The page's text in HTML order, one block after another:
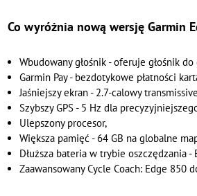
Co wyróżnia nową wersję Garmin
Wbudowany głośnik - oferuje głośnik
Garmin Pay - bezdotykowe płatności
Jaśniejszy ekran - 2.7-calowy
Szybszy GPS - 5 Hz dla
Ulepszony procesor,
Większa pamięć - 64GB na globalne
Dłuższa bateria w trybie oszczędzania
Zaawansowany Cycle Coach: Edge